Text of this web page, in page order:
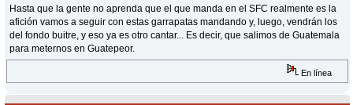
Hasta que la gente no aprenda que el que manda en el SFC realmente es la
afición vamos a seguir con estas garrapatas mandando y, luego, vendrán los
del fondo buitre, y eso ya es otro cantar... Es decir, que salimos de Guatemala
para meternos en Guatepeor.
En línea